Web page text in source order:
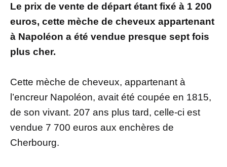
Le prix de vente de départ étant fixé à 1 200
euros, cette mèche de cheveux appartenant
à Napoléon a été vendue presque sept fois
plus cher.
Cette mèche de cheveux, appartenant à
l’encreur Napoléon, avait été coupée en 1815,
de son vivant. 207 ans plus tard, celle-ci est
vendue 7 700 euros aux enchères de
Cherbourg.